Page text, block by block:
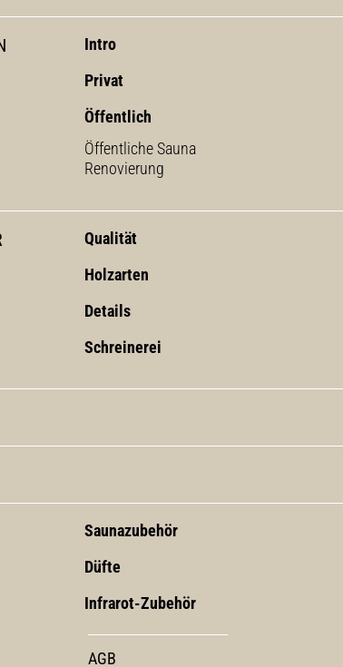
Intro
Privat
Öffentlich
Öffentliche Sauna
Renovierung
Qualität
Holzarten
Details
Schreinerei
Saunazubehör
Düfte
Infrarot-Zubehör
AGB